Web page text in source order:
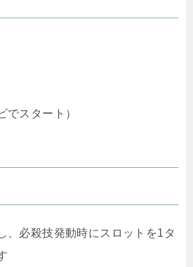
でスタート）
、必殺技発動時にスロットを1タ